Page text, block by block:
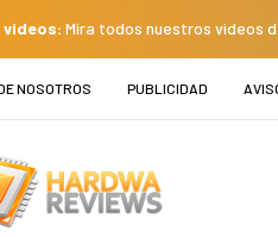
Mira todos nuestros videos
NOSOTROS PUBLICIDAD